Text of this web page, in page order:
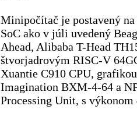
Minipočítač je postavený
SoC ako v júli uvedený
Ahead, Alibaba T-Head
štvorjadrovým RISC-V
Xuantie C910 CPU, grafikou
Imagination BXM-4-64 a
Processing Unit, s